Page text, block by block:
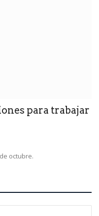
para trabajar
octubre.